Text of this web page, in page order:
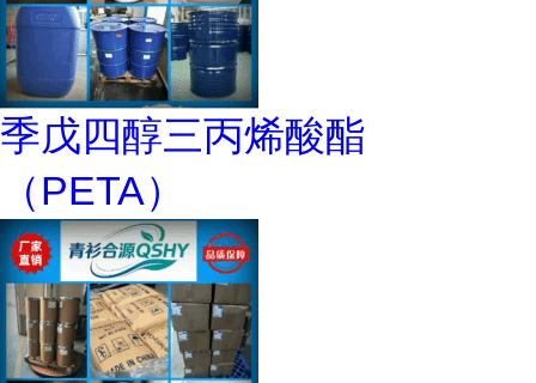
季戊四醇三丙烯酸酯
（PETA）